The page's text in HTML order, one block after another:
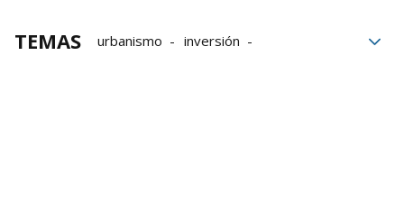
TEMAS urbanismo
inversión